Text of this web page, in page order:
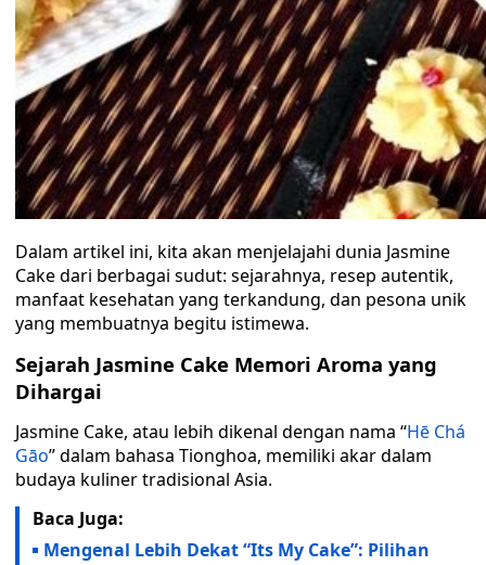
Dalam artikel ini, kita akan menjelajahi dunia Jasmine
Cake dari berbagai sudut: sejarahnya, resep autentik,
manfaat kesehatan yang terkandung, dan pesona unik
yang membuatnya begitu istimewa.
Sejarah Jasmine Cake Memori Aroma yang
Dihargai
Jasmine Cake, atau lebih dikenal dengan nama “Hē Chá
Gāo” dalam bahasa Tionghoa, memiliki akar dalam
budaya kuliner tradisional Asia.
Baca Juga:
Mengenal Lebih Dekat “Its My Cake”: Pilihan